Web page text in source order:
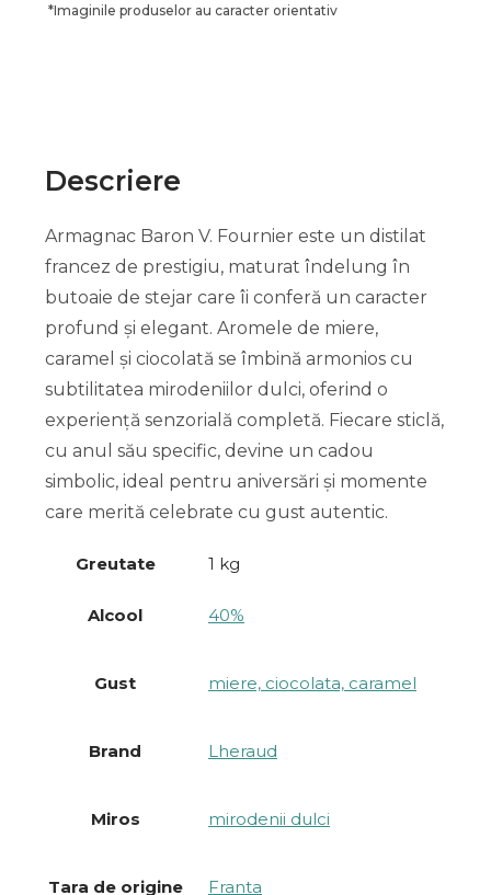
*Imaginile produselor au caracter orientativ
Descriere
Armagnac Baron V. Fournier este un distilat
francez de prestigiu, maturat îndelung în
butoaie de stejar care îi conferă un caracter
profund și elegant. Aromele de miere,
caramel și ciocolată se îmbină armonios cu
subtilitatea mirodeniilor dulci, oferind o
experiență senzorială completă. Fiecare sticlă,
cu anul său specific, devine un cadou
simbolic, ideal pentru aniversări și momente
care merită celebrate cu gust autentic.
Greutate 1 kg
Alcool 40%
Gust miere, ciocolata, caramel
Brand Lheraud
Miros mirodenii dulci
Tara de origine Franta